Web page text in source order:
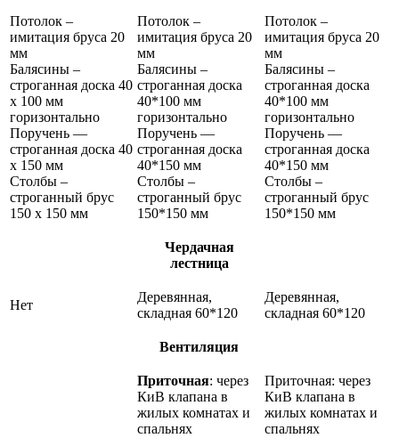
Потолок –
имитация бруса 20
мм
Балясины –
строганная доска 40
х 100 мм
горизонтально
Поручень —
строганная доска 40
х 150 мм
Столбы –
строганный брус
150 х 150 мм
Потолок –
имитация бруса 20
мм
Балясины –
строганная доска
40*100 мм
горизонтально
Поручень —
строганная доска
40*150 мм
Столбы –
строганный брус
150*150 мм
Потолок –
имитация бруса 20
мм
Балясины –
строганная доска
40*100 мм
горизонтально
Поручень —
строганная доска
40*150 мм
Столбы –
строганный брус
150*150 мм
Чердачная
лестница
Нет
Деревянная,
складная 60*120
Деревянная,
складная 60*120
Вентиляция
Приточная: через
КиВ клапана в
жилых комнатах и
спальнях
Приточная: через
КиВ клапана в
жилых комнатах и
спальнях